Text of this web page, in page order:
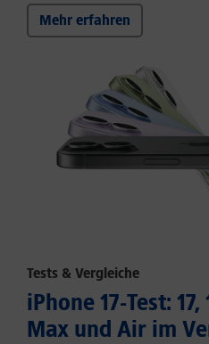
Mehr erfahren
Tests & Vergleiche
iPhone 17-Test: 17,
Max und Air im